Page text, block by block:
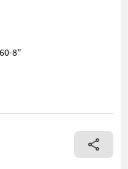
8"
Motor, verfügt über